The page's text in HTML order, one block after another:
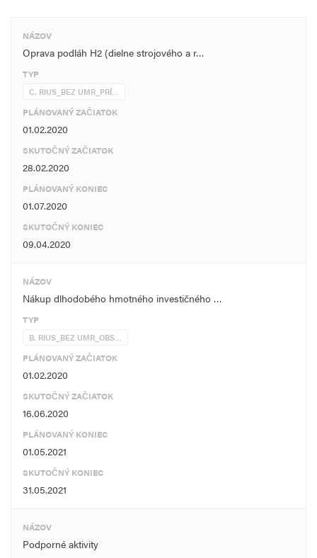
NÁZOV
Oprava podláh H2 (dielne strojového a r…
TYP
C. RIUS_BEZ UMR_PRÍ…
PLÁNOVANÝ ZAČIATOK
01.02.2020
SKUTOČNÝ ZAČIATOK
28.02.2020
PLÁNOVANÝ KONIEC
01.07.2020
SKUTOČNÝ KONIEC
09.04.2020
NÁZOV
Nákup dlhodobého hmotného investičného …
TYP
B. RIUS_BEZ UMR_OBS…
PLÁNOVANÝ ZAČIATOK
01.02.2020
SKUTOČNÝ ZAČIATOK
16.06.2020
PLÁNOVANÝ KONIEC
01.05.2021
SKUTOČNÝ KONIEC
31.05.2021
NÁZOV
Podporné aktivity